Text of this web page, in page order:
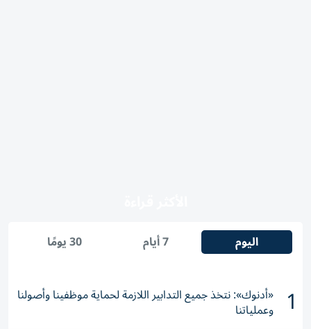
اليوم 7 أيام 30 يومًا
1 «أدنوك»: نتخذ جميع التدابير اللازمة لحماية موظفينا وأصولنا
وعملياتنا